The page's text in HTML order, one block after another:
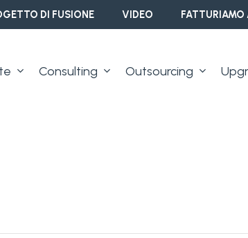
DI FUSIONE VIDEO FATTURIAMO
Consulting Outsourcing